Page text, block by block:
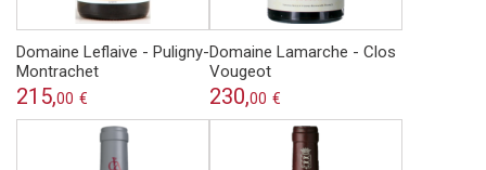
Domaine Leflaive - Puligny-
Montrachet
215,00 €
Domaine Lamarche - Clos
Vougeot
230,00 €